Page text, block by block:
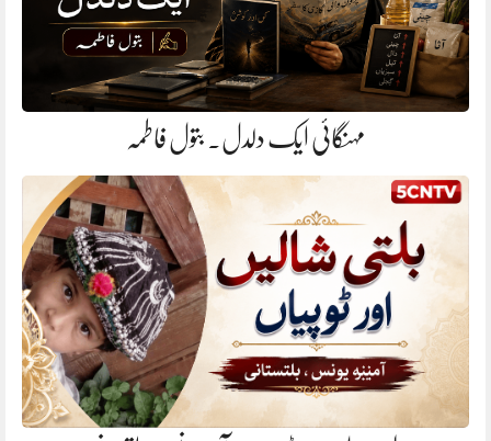
مہنگائی ایک دلدل. بتول فاطمہ